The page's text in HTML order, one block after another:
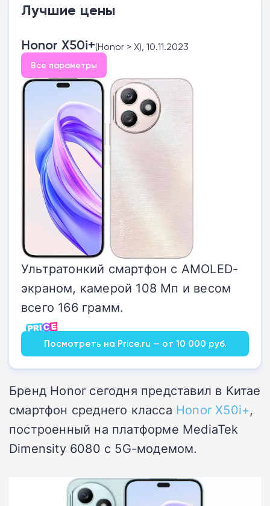
Лучшие цены
Honor X50i+(Honor > X), 10.11.2023
Все параметры
Ультратонкий смартфон с AMOLED-
экраном, камерой 108 Мп и весом
всего 166 грамм.
Посмотреть на Price.ru — от 10 000 руб.
Бренд Honor сегодня представил в Китае
смартфон среднего класса Honor X50i+,
построенный на платформе MediaTek
Dimensity 6080 с 5G-модемом.